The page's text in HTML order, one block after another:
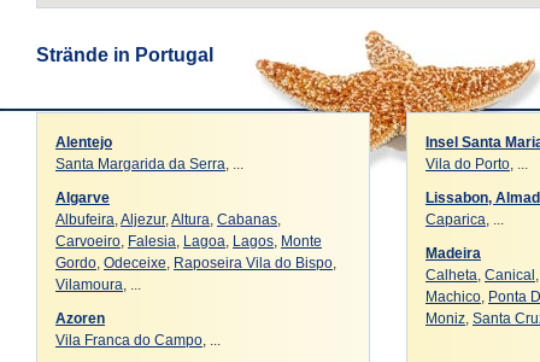
Strände in Portugal
Alentejo
Santa Margarida da Serra, ...
Algarve
Albufeira,Aljezur,Altura, Cabanas,
Carvoeiro, Falesia, Lagoa, Lagos, Monte
Gordo, Odeceixe, Raposeira Vila do Bispo,
Vilamoura, ...
Azoren
Vila Franca do Campo, ...
Insel Santa
Vila do Porto, ...
Lissabon,
Caparica, ...
Madeira
Calheta, Canical
Machico, Ponta
Moniz, Santa